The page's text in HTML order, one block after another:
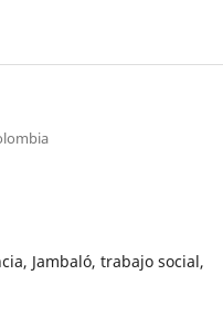
Jambaló, trabajo social,